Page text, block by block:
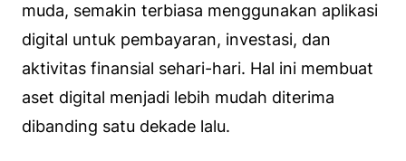
muda, semakin terbiasa menggunakan aplikasi
digital untuk pembayaran, investasi, dan
aktivitas finansial sehari-hari. Hal ini membuat
aset digital menjadi lebih mudah diterima
dibanding satu dekade lalu.